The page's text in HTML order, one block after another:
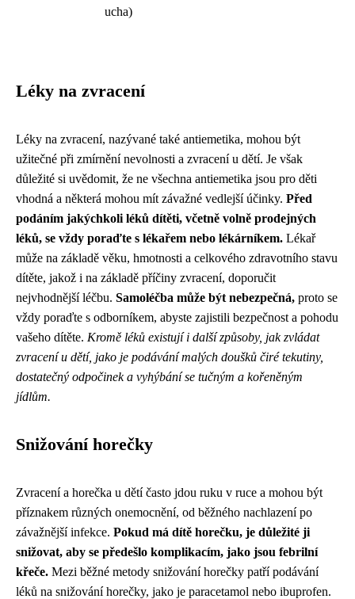
ucha)
Léky na zvracení
Léky na zvracení, nazývané také antiemetika, mohou být
užitečné při zmírnění nevolnosti a zvracení u dětí. Je však
důležité si uvědomit, že ne všechna antiemetika jsou pro děti
vhodná a některá mohou mít závažné vedlejší účinky. Před
podáním jakýchkoli léků dítěti, včetně volně prodejných
léků, se vždy poraďte s lékařem nebo lékárníkem. Lékař
může na základě věku, hmotnosti a celkového zdravotního stavu
dítěte, jakož i na základě příčiny zvracení, doporučit
nejvhodnější léčbu. Samoléčba může být nebezpečná, proto se
vždy poraďte s odborníkem, abyste zajistili bezpečnost a pohodu
vašeho dítěte. Kromě léků existují i ​​další způsoby, jak zvládat
zvracení u dětí, jako je podávání malých doušků čiré tekutiny,
dostatečný odpočinek a vyhýbání se tučným a kořeněným
jídlům.
Snižování horečky
Zvracení a horečka u dětí často jdou ruku v ruce a mohou být
příznakem různých onemocnění, od běžného nachlazení po
závažnější infekce. Pokud má dítě horečku, je důležité ji
snižovat, aby se předešlo komplikacím, jako jsou febrilní
křeče. Mezi běžné metody snižování horečky patří podávání
léků na snižování horečky, jako je paracetamol nebo ibuprofen.